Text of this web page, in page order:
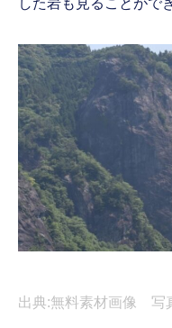
した岩も見ることがで
出典:無料素材画像 写